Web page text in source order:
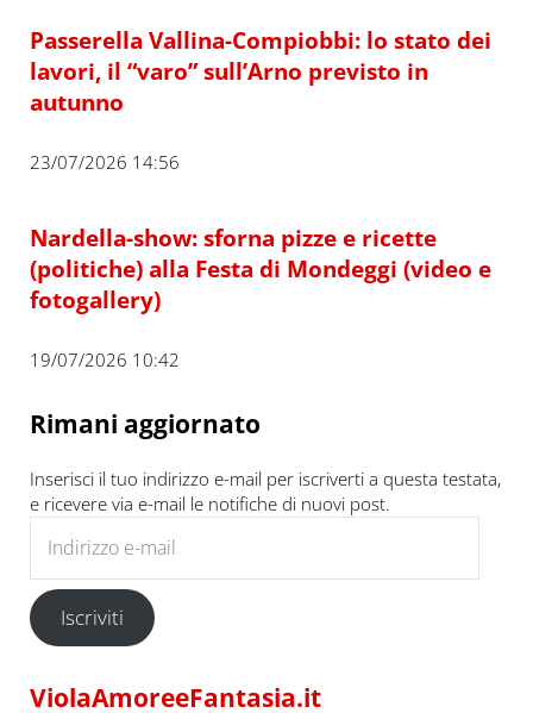
Passerella Vallina-Compiobbi: lo stato dei
lavori, il “varo” sull’Arno previsto in
autunno
23/07/2026 14:56
Nardella-show: sforna pizze e ricette
(politiche) alla Festa di Mondeggi (video e
fotogallery)
19/07/2026 10:42
Rimani aggiornato
Inserisci il tuo indirizzo e-mail per iscriverti a questa testata,
e ricevere via e-mail le notifiche di nuovi post.
Iscriviti
ViolaAmoreeFantasia.it